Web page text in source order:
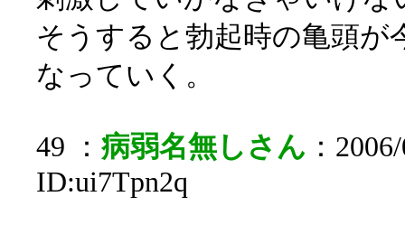
そうすると勃起時の亀頭
なっていく。
49 ： 病弱名無しさん ：
ID:ui7Tpn2q